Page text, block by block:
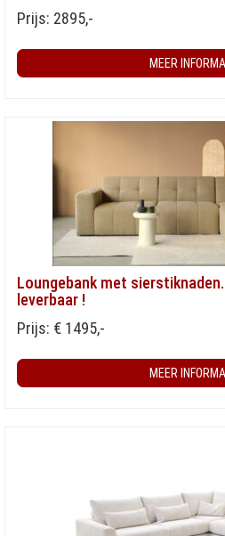
Prijs: 2895,-
MEER
Loungebank met
leverbaar !
Prijs: € 1495,-
MEER